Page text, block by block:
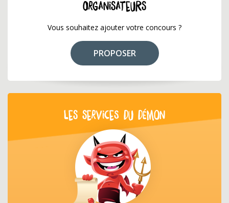
ORGANISATEURS
Vous souhaitez ajouter votre concours ?
PROPOSER
LES SERVICES DU DÉMON